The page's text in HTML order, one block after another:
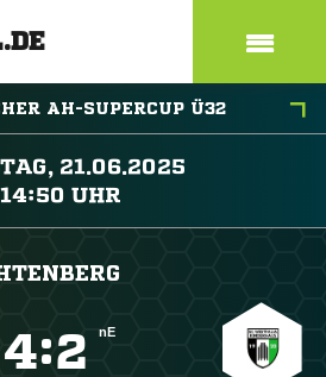
AH-SUPERCUP Ü32

 
: nE